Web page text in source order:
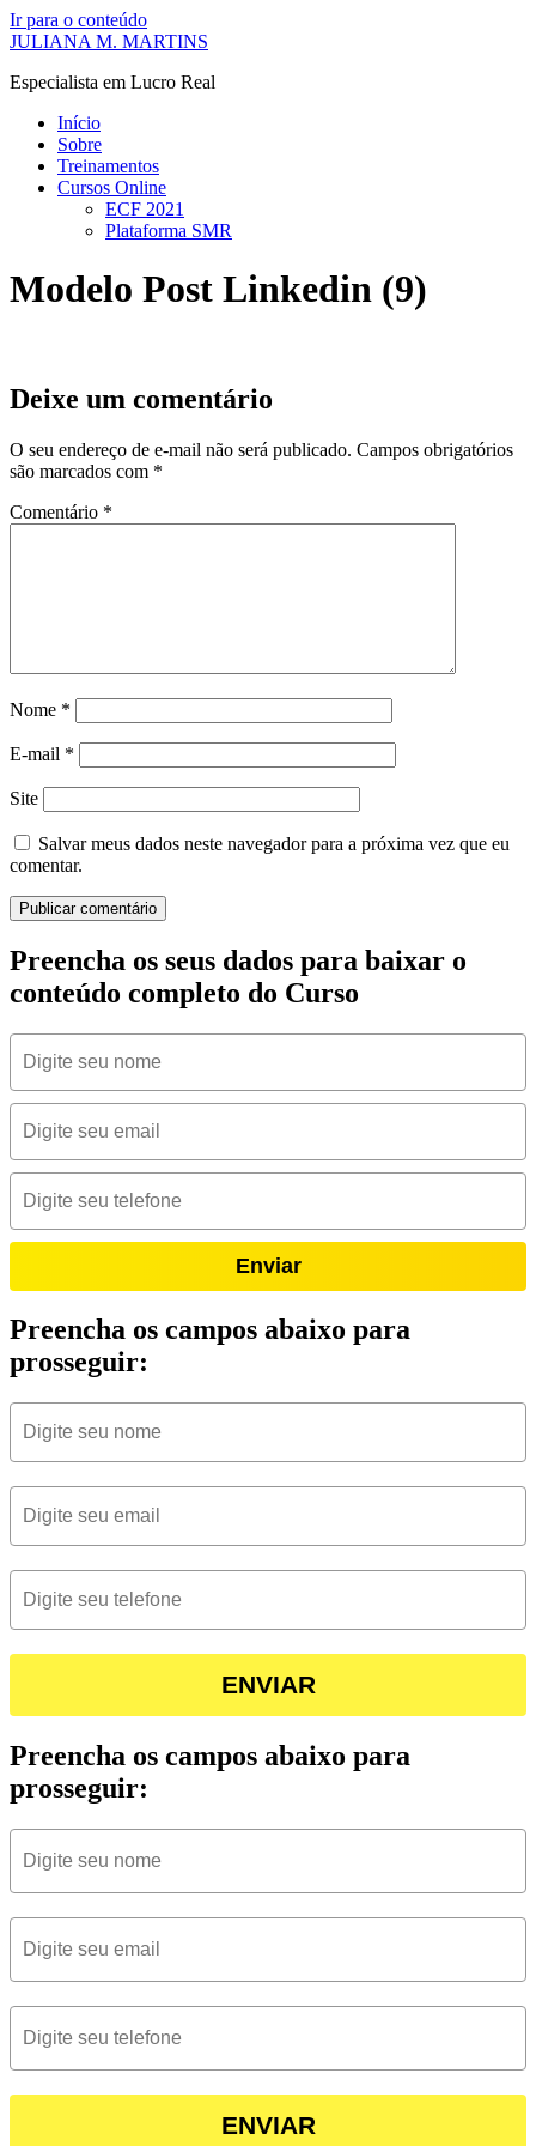
Ir para o conteúdo
JULIANA M. MARTINS
Especialista em Lucro Real
Início
Sobre
Treinamentos
Cursos Online
ECF 2021
Plataforma SMR
Modelo Post Linkedin (9)
Deixe um comentário
O seu endereço de e-mail não será publicado. Campos obrigatórios
são marcados com *
Comentário *
Nome *
E-mail *
Site
Salvar meus dados neste navegador para a próxima vez que eu
comentar.
Preencha os seus dados para baixar o
conteúdo completo do Curso
Enviar
Preencha os campos abaixo para
prosseguir:
ENVIAR
Preencha os campos abaixo para
prosseguir:
ENVIAR